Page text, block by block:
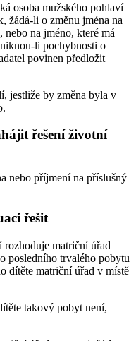
osoba mužského pohlaví
žádá-li o změnu jména na
na jméno, které má
li pochybnosti o
povinen předložit
jestliže by změna byla v
řešení životní
nebo příjmení na příslušný
řešit
matriční úřad
posledního trvalého pobytu
dítěte matriční úřad v místě
takový pobyt není,